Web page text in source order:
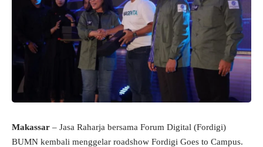
Makassar – Jasa Raharja bersama Forum Digital (Fordigi)
BUMN kembali menggelar roadshow Fordigi Goes to Campus.